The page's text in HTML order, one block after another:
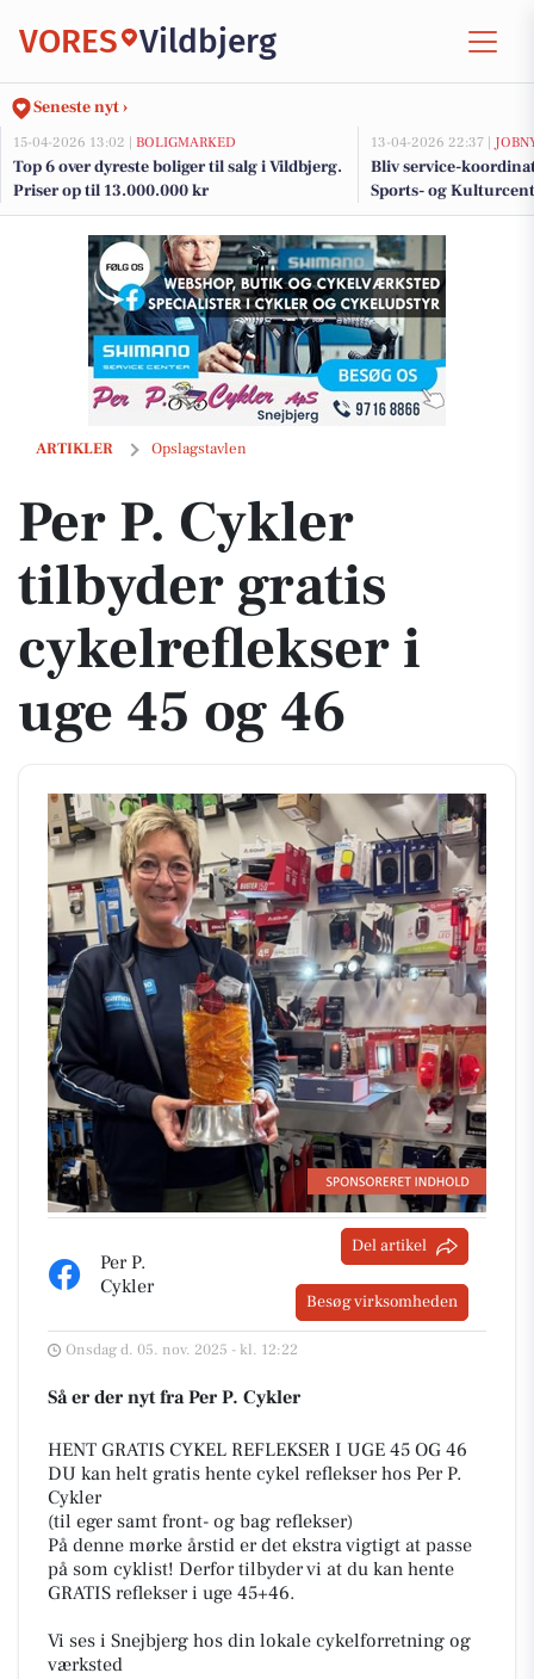
VORES Vildbjerg
Seneste nyt ›
15-04-2026 13:02 | BOLIGMARKED
Top 6 over dyreste boliger til salg i Vildbjerg.
Priser op til 13.000.000 kr
13-04-2026 22:37 |
Bliv service-
Sports- og
daglig service og
ARTIKLER Opslagstavlen
Per P. Cykler tilbyder gratis cykelreflekser i uge 45 og 46
Per P. Cykler
tilbyder gratis
cykelreflekser i
uge 45 og 46
Per P.
Cykler
Del artikel
Besøg virksomheden
Onsdag d. 05. nov. 2025 - kl. 12:22
Så er der nyt fra Per P. Cykler
HENT GRATIS CYKEL REFLEKSER I UGE 45 OG 46
DU kan helt gratis hente cykel reflekser hos Per P.
Cykler
(til eger samt front- og bag reflekser)
På denne mørke årstid er det ekstra vigtigt at passe
på som cyklist! Derfor tilbyder vi at du kan hente
GRATIS reflekser i uge 45+46.
Vi ses i Snejbjerg hos din lokale cykelforretning og
værksted